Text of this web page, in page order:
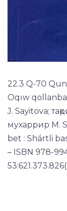
22.3 Q-70
Oqıw qollanba
J. Sayitova;
мухаррир M.
bet : Shártli
– ISBN 978-